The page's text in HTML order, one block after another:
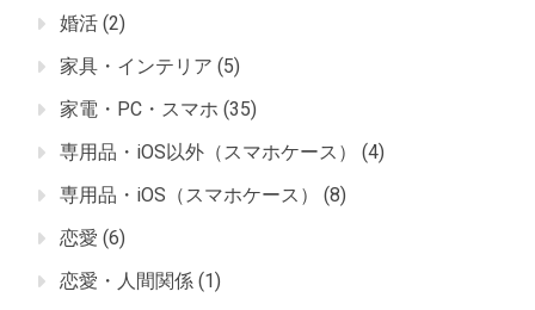
婚活 (2)
家具・インテリア (5)
家電・PC・スマホ (35)
専用品・iOS以外（スマホケース）
(4)
専用品・iOS（スマホケース）
(8)
恋愛 (6)
恋愛・人間関係 (1)